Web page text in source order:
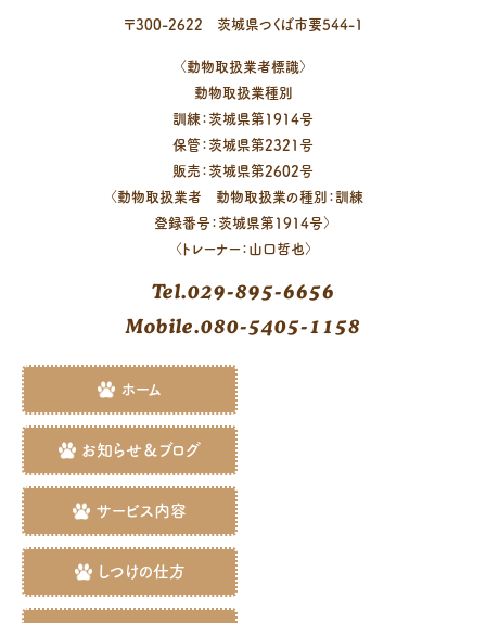
〒300-2622 茨城県つくば市要544-1
〈動物取扱業者標識〉
動物取扱業種別
訓練：茨城県第1914号
保管：茨城県第2321号
販売：茨城県第2602号
〈動物取扱業者 動物取扱業の種別：訓練
登録番号：茨城県第1914号〉
〈トレーナー：山口哲也〉
Tel.029-895-6656
Mobile.080-5405-1158
ホーム
お知らせ＆ブログ
サービス内容
しつけの仕方